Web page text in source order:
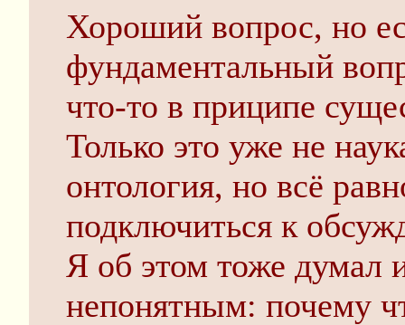
Хороший вопрос, но
фундаментальный
что-то в приципе
Только это уже не
онтология, но всё
подключиться к
Я об этом тоже думал
непонятным: почему